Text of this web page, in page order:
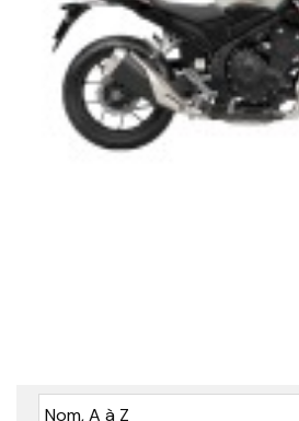
Nom, A à Z